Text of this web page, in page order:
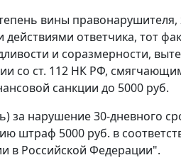
вины правонарушителя,
ответчика, тот
и соразмерности,
со ст. 112 НК РФ,
санкции до 5000 руб.
нарушение 30-дневного
штраф 5000 руб. в
в Российской Федерации".